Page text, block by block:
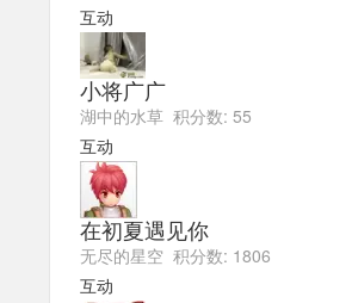
互动
小将广广
湖中的水草 积分数: 55
互动
在初夏遇见你
无尽的星空 积分数: 1806
互动